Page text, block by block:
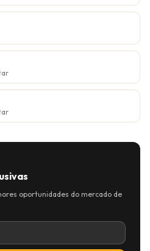
oportunidades do mercado de